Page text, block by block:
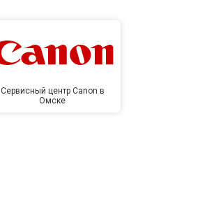
Сервисный центр Canon в
Омске